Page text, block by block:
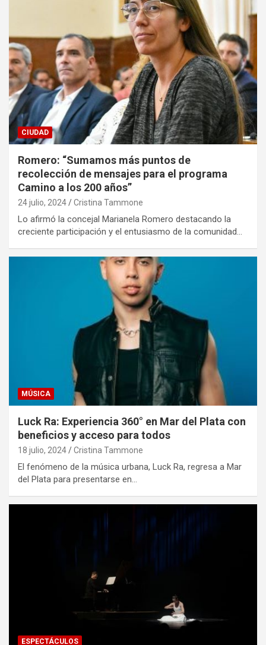
CIUDAD
Romero: “Sumamos más puntos de
recolección de mensajes para el programa
Camino a los 200 años”
24 julio, 2024 Cristina Tammone
Lo afirmó la concejal Marianela Romero destacando la
creciente participación y el entusiasmo de la comunidad…
MÚSICA
Luck Ra: Experiencia 360° en Mar del Plata con
beneficios y acceso para todos
18 julio, 2024 Cristina Tammone
El fenómeno de la música urbana, Luck Ra, regresa a Mar
del Plata para presentarse en…
ESPECTÁCULOS